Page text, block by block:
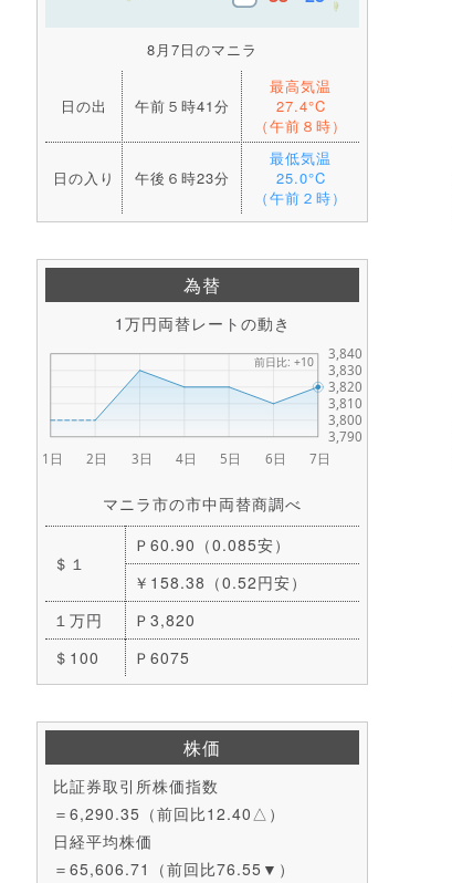
8月7日のマニラ
日の出 午前５時41分
最高気温
27.4°C
（午前８時）
日の入り 午後６時23分
最低気温
25.0°C
（午前２時）
為替
1万円両替レートの動き
マニラ市の市中両替商調べ
＄１
Ｐ60.90（0.085安）
￥158.38（0.52円安）
１万円
Ｐ3,820
＄100
Ｐ6075
株価
比証券取引所株価指数
＝6,290.35（前回比12.40△）
日経平均株価
＝65,606.71（前回比76.55▼）